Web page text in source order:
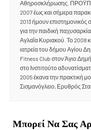
Αθηροσκλήρωσης.
2007 έως και σήμερα
2013 ήμουν
για την παιδική
Αγλαΐα Κυριακού. Το 2008
ιατρεία του δήμου Αγίου
Fitness Club στον Άγιο
στο Ινστιτούτο
2005 έκανα την πρακτική
Σισμανόγλειο, Ερυθρός
Μπορεί Να Σας